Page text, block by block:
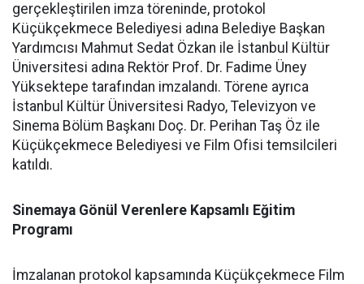
gerçekleştirilen imza töreninde, protokol
Küçükçekmece Belediyesi adına Belediye Başkan
Yardımcısı Mahmut Sedat Özkan ile İstanbul Kültür
Üniversitesi adına Rektör Prof. Dr. Fadime Üney
Yüksektepe tarafından imzalandı. Törene ayrıca
İstanbul Kültür Üniversitesi Radyo, Televizyon ve
Sinema Bölüm Başkanı Doç. Dr. Perihan Taş Öz ile
Küçükçekmece Belediyesi ve Film Ofisi temsilcileri
katıldı.
Sinemaya Gönül Verenlere Kapsamlı Eğitim
Programı
İmzalanan protokol kapsamında Küçükçekmece Film